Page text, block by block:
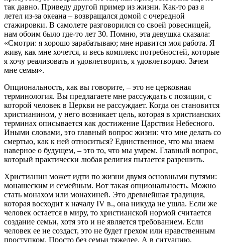
так давно. Приведу другой пример из жизни. Как-то раз я
летел из-за океана – возвращался домой с очередной
стажировки. В самолете разговорился со своей ровесницей,
нам обоим было где-то лет 30. Помню, эта девушка сказала:
«Смотри: я хорошо зарабатываю; мне нравится моя работа. Я
живу, как мне хочется, и весь комплекс потребностей, которые
я хочу реализовать и удовлетворить, я удовлетворяю. Зачем
мне семья».
Опциональность, как вы говорите, – это не церковная
терминология. Вы предлагаете мне рассуждать с позиции, с
которой человек в Церкви не рассуждает. Когда он становится
христианином, у него возникает цель, которая в христианских
терминах описывается как достижение Царствия Небесного.
Иными словами, это главный вопрос жизни: что мне делать со
смертью, как к ней относиться? Единственное, что мы знаем
наверное о будущем, – это то, что мы умрем. Главный вопрос,
который практически любая религия пытается разрешить.
Христианин может идти по жизни двумя основными путями:
монашеским и семейным. Вот такая опциональность. Можно
стать монахом или монахиней. Это древнейшая традиция,
которая восходит к началу IV в., она никуда не ушла. Если же
человек остается в миру, то христианской нормой считается
создание семьи, хотя это и не является требованием. Если
человек ее не создаст, это не будет грехом или нравственным
проступком. Просто без семьи тяжелее. А в ситуацию,